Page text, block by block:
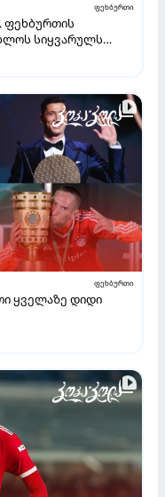
ფეხბურთი
ფეხბურთის
სიყვარულს
ფეხბურთი
ყველაზე დიდი